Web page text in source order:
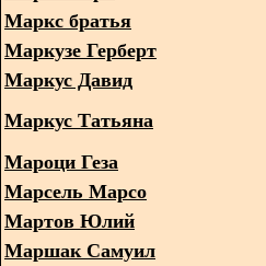
Маркс братья
Маркузе Герберт
Маркус Давид
Маркус Татьяна
Мароци Геза
Марсель Марсо
Мартов Юлий
Маршак Самуил